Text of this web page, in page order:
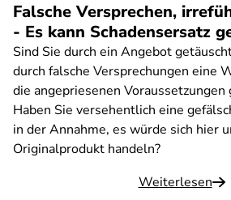
Falsche Versprechen,
- Es kann Schadensersatz
Sind Sie durch ein Angebot
durch falsche Versprechungen eine
die angepriesenen Voraussetzungen
Haben Sie versehentlich eine
in der Annahme, es würde sich hier
Originalprodukt handeln?
Weiterlesen